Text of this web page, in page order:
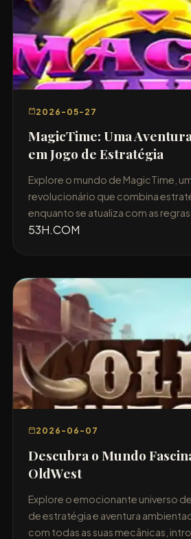
2026-05-27
MagicTime: Uma
em Jogo de Estratégia
Explore o mundo de MagicTime,
revolucionário que combina
enquanto se atualiza com as
53H.COM
2026-06-07
Descubra o Mundo
OldWest
Explore o emocionante universo
de estratégia e aventura
com todas as suas mecânicas,